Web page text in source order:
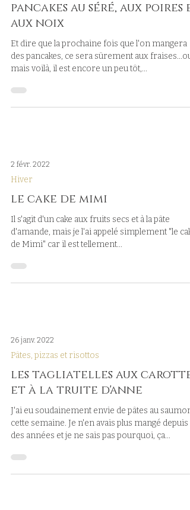
pancakes au séré, aux poires
aux noix
Et dire que la prochaine fois que l'on mangera
des pancakes, ce sera sûrement aux fraises...oui
mais voilà, il est encore un peu tôt,...
2 févr. 2022
Hiver
le cake de mimi
Il s'agit d'un cake aux fruits secs et à la pâte
d'amande, mais je l'ai appelé simplement "le
de Mimi" car il est tellement...
26 janv. 2022
Pâtes, pizzas et risottos
les tagliatelles aux carottes
et à la truite d'anne
J'ai eu soudainement envie de pâtes au saumon
cette semaine. Je n'en avais plus mangé depuis
des années et je ne sais pas pourquoi, ça...